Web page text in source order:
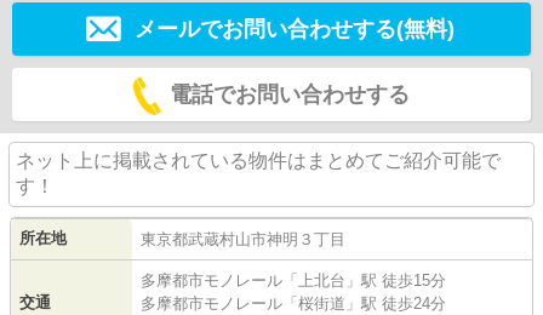
メールでお問い合わせする(無料)
電話でお問い合わせする
ネット上に掲載されている物件はまとめてご紹介可能で
す！
所在地 東京都武蔵村山市神明 ３丁目
交通
多摩都市モノレール 「 上北台 」駅 徒歩15分
多摩都市モノレール 「桜街道 」駅 徒歩24分